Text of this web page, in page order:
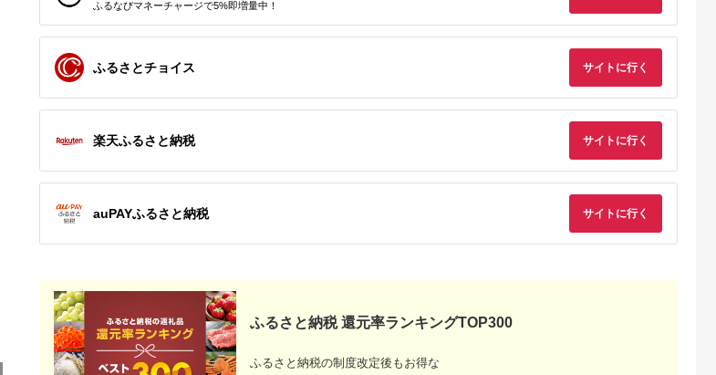
福岡県 糸島市
CRACK 《糸島》
ダブルファニチャ
ー）】 [APE010]
46,000
岐阜県 安八町
具収納ラック バット
48,000 74,500
ウス ガーベラ 丸テー
400,000
【高島屋選定品】飛騨
の家具 WhiteWood チ
日進木工 セミアーム
家具 オーク 木製 家具
249,000
岐阜県 高山市
【shirakawa】エン
トランススツール レ
関 待合室 インテリア
184,000
ふるなびマネーチャージで5%即増量中！
ふるさとチョイス サイトに行く
楽天ふるさと納税 サイトに行く
auPAYふるさと納税 サイトに行く
ふるさと納税 還元率ランキングTOP300
ふるさと納税の制度改定後もお得な